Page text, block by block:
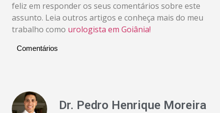
feliz em responder os seus comentários sobre este
assunto. Leia outros artigos e conheça mais do meu
trabalho como urologista em Goiânia!
Comentários
Dr. Pedro Henrique Moreira